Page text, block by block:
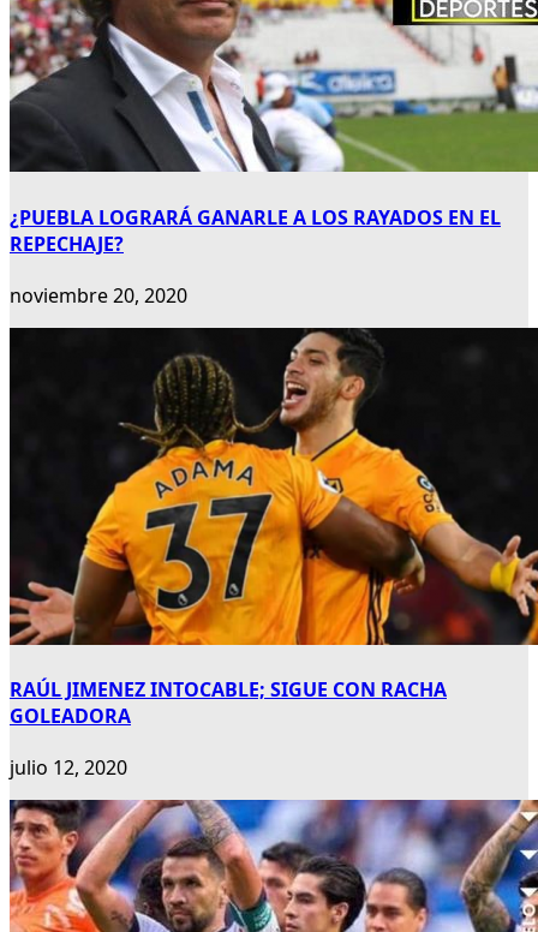
¿PUEBLA LOGRARÁ GANARLE A LOS RAYADOS EN EL
REPECHAJE?
noviembre 20, 2020
RAÚL JIMENEZ INTOCABLE; SIGUE CON RACHA
GOLEADORA
julio 12, 2020